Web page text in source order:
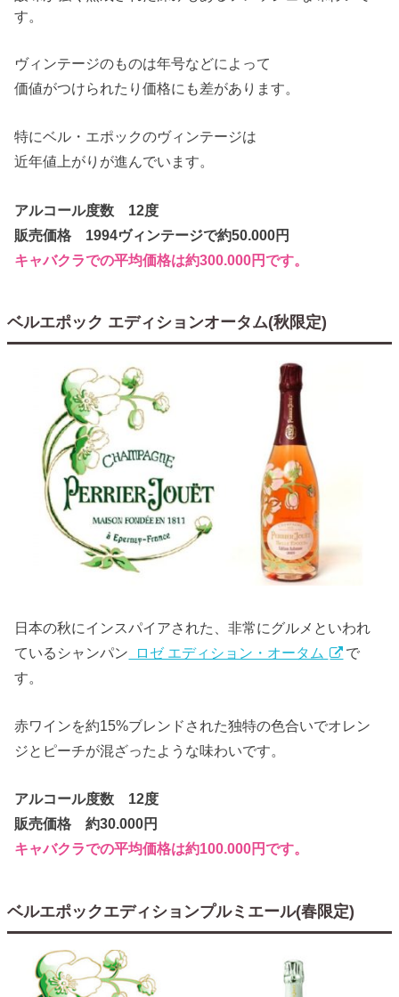
す。
ヴィンテージのものは年号などによって
価値がつけられたり価格にも差があります。
特にベル・エポックのヴィンテージは
近年値上がりが進んでいます。
アルコール度数 12度
販売価格 1994ヴィンテージで約50.000円
キャバクラでの平均価格は約300.000円です。
ベルエポック エディションオータム(秋限定)
日本の秋にインスパイアされた、非常にグルメといわれ
ているシャンパン ロゼ エディション・オータム
で
す。
赤ワインを約15%ブレンドされた独特の色合いでオレン
ジとピーチが混ざったような味わいです。
アルコール度数 12度
販売価格 約30.000円
キャバクラでの平均価格は約100.000円です。
ベルエポックエディションプルミエール(春限定)